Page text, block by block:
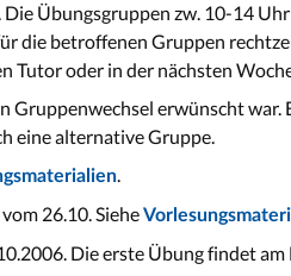
Übungsgruppen zw. 10-14
die betroffenen Gruppen
Tutor oder in der nächsten
erwünscht
eine alternative Gruppe.
.
26.10. Siehe
Die erste Übung findet